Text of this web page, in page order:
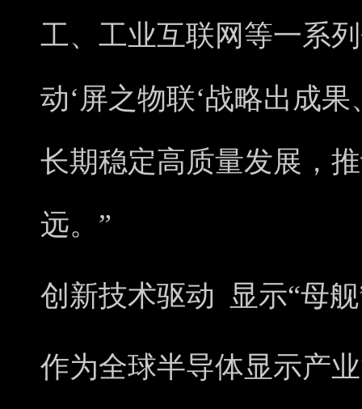
工、工业互联网等一系
动‘屏之物联‘战略出成
长期稳定高质量发展，
远。”
创新技术驱动 显示“母
作为全球半导体显示产